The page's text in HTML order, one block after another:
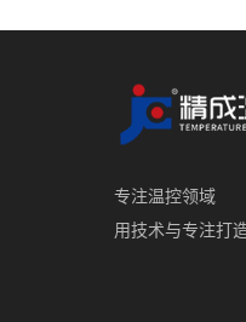
专注温控领域
用技术与专注打